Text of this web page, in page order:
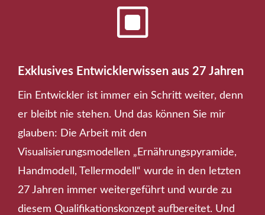
W
Exklusives Entwicklerwissen aus 27 Jahren
Ein Entwickler ist immer ein Schritt weiter, denn
er bleibt nie stehen. Und das können Sie mir
glauben: Die Arbeit mit den
Visualisierungsmodellen „Ernährungspyramide,
Handmodell, Tellermodell“ wurde in den letzten
27 Jahren immer weitergeführt und wurde zu
diesem Qualifikationskonzept aufbereitet. Und